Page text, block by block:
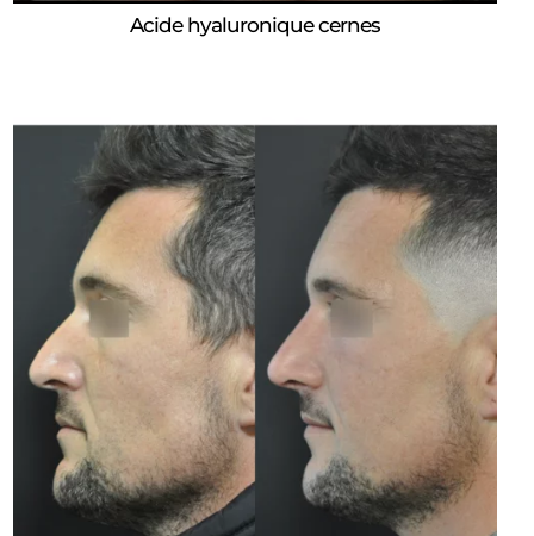
Acide hyaluronique cernes